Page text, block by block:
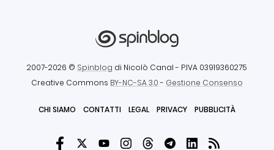
2007-2026 © Spinblog di Nicolò Canal - P.IVA 03919360275
Creative Commons BY-NC-SA 3.0- Gestione Consenso
CHI SIAMO CONTATTI LEGAL PRIVACY PUBBLICITÀ